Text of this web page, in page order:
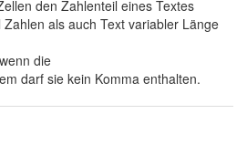
den Zahlenteil eines Textes
als auch Text variabler Länge
die
darf sie kein Komma enthalten.